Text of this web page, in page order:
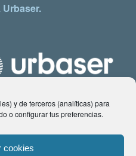
y de terceros (analíticas) para
o configurar tus preferencias.
cookies
Urbaser.